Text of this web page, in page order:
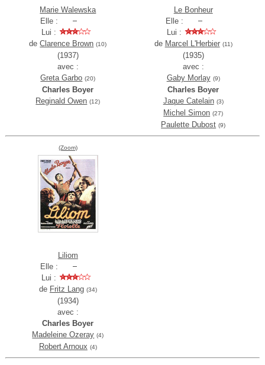
Marie Walewska
Elle :
Lui :
deClarence Brown (10)
(1937)
avec :
Greta Garbo (20)
Charles Boyer
Reginald Owen (12)
Le Bonheur
Elle :
Lui :
de Marcel L'Herbier (11)
(1935)
avec :
Gaby Morlay (9)
Charles Boyer
Jaque Catelain (3)
Michel Simon (27)
Paulette Dubost (9)
(Zoom)
Liliom
Elle :
Lui :
de Fritz Lang (34)
(1934)
avec :
Charles Boyer
Madeleine Ozeray (4)
Robert Arnoux (4)